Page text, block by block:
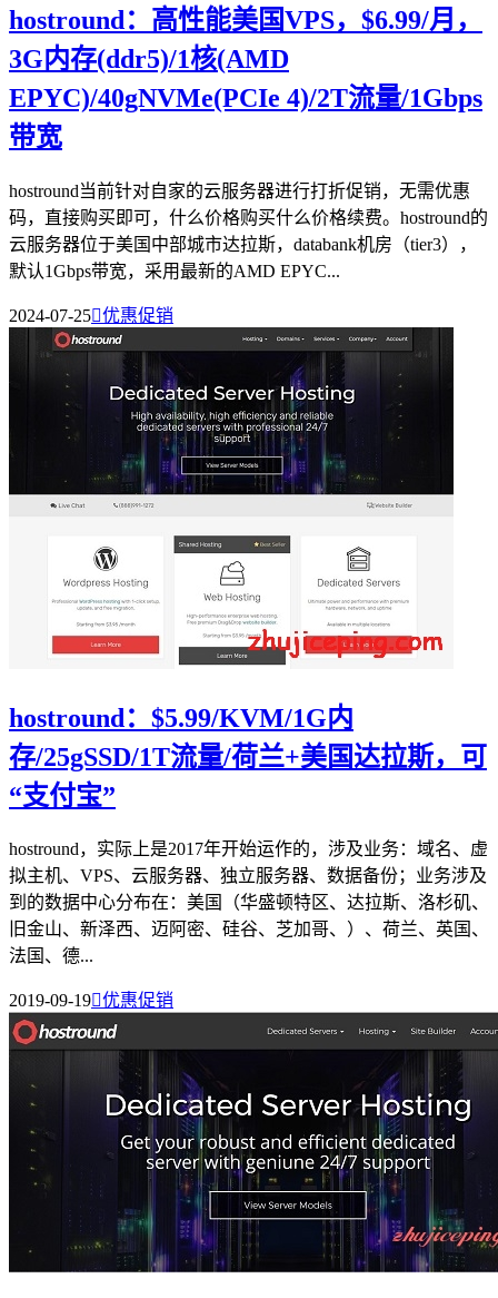
hostround：高性能美国VPS，$6.99/月，
3G内存(ddr5)/1核(AMD
EPYC)/40gNVMe(PCIe 4)/2T流量/1Gbps
带宽
hostround当前针对自家的云服务器进行打折促销，无需优惠
码，直接购买即可，什么价格购买什么价格续费。hostround的
云服务器位于美国中部城市达拉斯，databank机房（tier3），
默认1Gbps带宽，采用最新的AMD EPYC...
2024-07-25优惠促销
hostround：$5.99/KVM/1G内
存/25gSSD/1T流量/荷兰+美国达拉斯，可
“支付宝”
hostround，实际上是2017年开始运作的，涉及业务：域名、虚
拟主机、VPS、云服务器、独立服务器、数据备份；业务涉及
到的数据中心分布在：美国（华盛顿特区、达拉斯、洛杉矶、
旧金山、新泽西、迈阿密、硅谷、芝加哥、）、荷兰、英国、
法国、德...
2019-09-19优惠促销